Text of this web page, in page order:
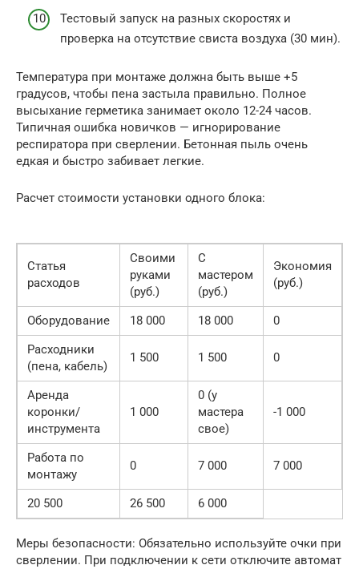
Тестовый запуск на разных скоростях и
проверка на отсутствие свиста воздуха (30 мин).
Температура при монтаже должна быть выше +5
градусов, чтобы пена застыла правильно. Полное
высыхание герметика занимает около 12-24 часов.
Типичная ошибка новичков — игнорирование
респиратора при сверлении. Бетонная пыль очень
едкая и быстро забивает легкие.
Расчет стоимости установки одного блока:
Статья
расходов
Своими
руками
(руб.)
С
мастером
(руб.)
Экономия
(руб.)
Оборудование 18 000 18 000
0
Расходники
(пена, кабель)
1 500 1 500 0
Аренда
коронки/
инструмента
1 000
0 (у
мастера
свое)
-1 000
Работа по
монтажу
0 7 000 7 000
20 500 26 500 6 000
Меры безопасности: Обязательно используйте очки при
сверлении. При подключении к сети отключите автомат